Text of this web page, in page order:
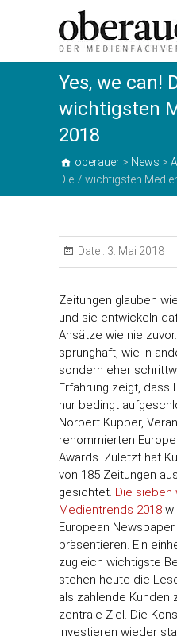
oberauer
Yes, we can!
wichtigsten
2018
oberauer > News >
Die 7 wichtigsten
Date : 3. Mai 2018
Zeitungen glauben
und sie entwickeln
Ansätze wie nie
sprunghaft, wie in
sondern eher
Erfahrung zeigt, dass
nur bedingt
Norbert Küpper,
renommierten
Awards. Zuletzt hat
von 185 Zeitungen
gesichtet. Die sieben
Medientrends 2018
European
präsentieren. Ein
zugleich wichtigste
stehen heute die
als zahlende Kunden
zentrale Ziel. Die
investieren wieder